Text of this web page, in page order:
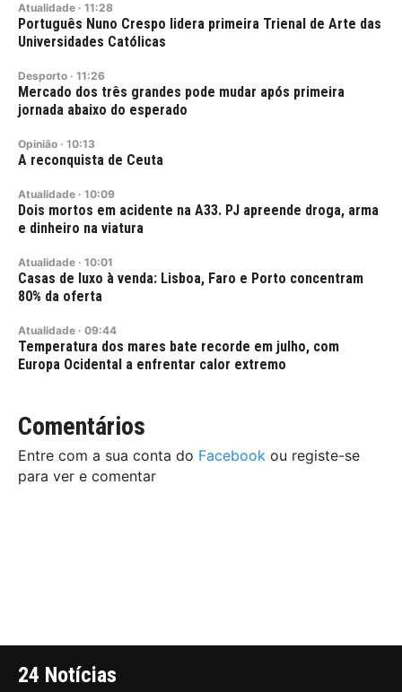
Atualidade · 11:28
Português Nuno Crespo lidera primeira Trienal de Arte das
Universidades Católicas
Desporto · 11:26
Mercado dos três grandes pode mudar após primeira
jornada abaixo do esperado
Opinião · 10:13
A reconquista de Ceuta
Atualidade · 10:09
Dois mortos em acidente na A33. PJ apreende droga, arma
e dinheiro na viatura
Atualidade · 10:01
Casas de luxo à venda: Lisboa, Faro e Porto concentram
80% da oferta
Atualidade · 09:44
Temperatura dos mares bate recorde em julho, com
Europa Ocidental a enfrentar calor extremo
Comentários
Entre com a sua conta do Facebook ou registe-se
para ver e comentar
24 Notícias